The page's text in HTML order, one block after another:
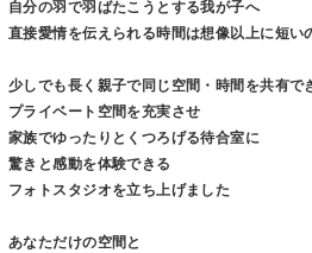
自分の羽で羽ばたこうとする我が子へ
直接愛情を伝えられる時間は想像以上に短い
少しでも長く親子で同じ空間・時間を共有で
プライベート空間を充実させ
家族でゆったりとくつろげる待合室に
驚きと感動を体験できる
フォトスタジオを立ち上げました
あなただけの空間と